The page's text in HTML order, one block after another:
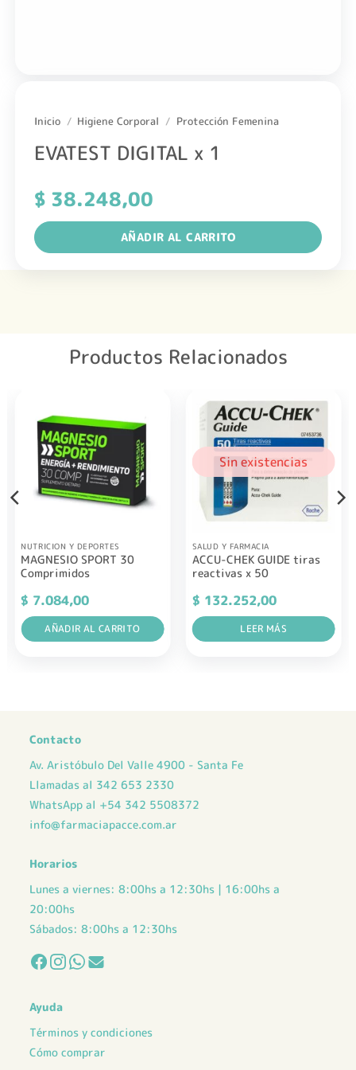
Inicio / Higiene Corporal / Protección Femenina
EVATEST DIGITAL x 1
$38.248,00
AÑADIR AL CARRITO
Productos Relacionados
NUTRICION Y DEPORTES
MAGNESIO SPORT 30
Comprimidos
$ 7.084,00
AÑADIR AL CARRITO
Sin existencias
SALUD Y FARMACIA
ACCU-CHEK GUIDE tiras
reactivas x 50
$ 132.252,00
LEER MÁS
Contacto
Av. Aristóbulo Del Valle 4900 - Santa Fe
Llamadas al 342 653 2330
WhatsApp al +54 342 5508372
info@farmaciapacce.com.ar
Horarios
Lunes a viernes: 8:00hs a 12:30hs | 16:00hs a
20:00hs
Sábados: 8:00hs a 12:30hs
Ayuda
Términos y condiciones
Cómo comprar